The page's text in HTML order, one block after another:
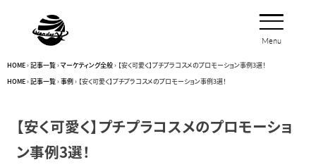
Menu
HOME›記事一覧›マーケティング全般› 【安く可愛く】プチプラコスメのプロモーション事例3選！
HOME›記事一覧›事例 › 【安く可愛く】プチプラコスメのプロモーション事例3選！
【安く可愛く】プチプラコスメのプロモーショ
ン事例3選！